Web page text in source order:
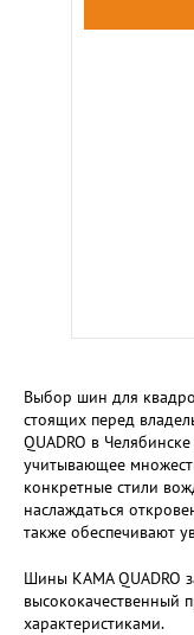
Выбор шин для
стоящих перед
QUADRO в
учитывающее
конкретные стили
наслаждаться
также обеспечивают
Шины KAMA QUADRO
высококачественный
характеристиками.